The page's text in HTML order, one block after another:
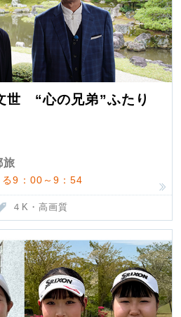
世 “心の兄弟”ふたり
旅
9：00～9：54
４K・高画質